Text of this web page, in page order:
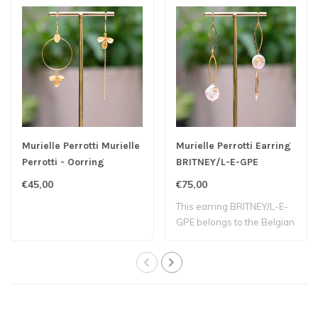
Murielle Perrotti Murielle
Perrotti - Oorring
€45,00
Murielle Perrotti Earring
BRITNEY/L-E-GPE
€75,00
This earring BRITNEY/L-E-
GPE belongs to the Belgian